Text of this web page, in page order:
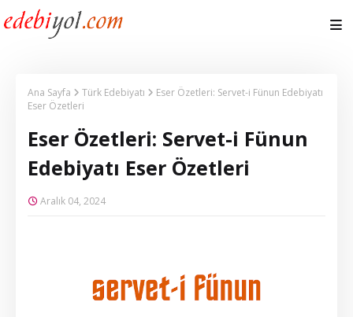
Ana Sayfa Türk Edebiyatı
Eser Özetleri: Servet-i Fünun Edebiyatı
Eser Özetleri
Eser Özetleri: Servet-i Fünun
Edebiyatı Eser Özetleri
Aralık 04, 2024